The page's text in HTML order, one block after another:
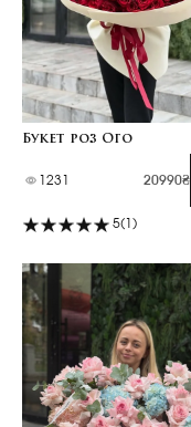
Букет роз Ого
1231 20990₴
5(1)